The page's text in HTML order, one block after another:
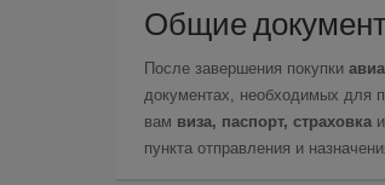
Общие
После завершения покупки
документах, необходимых для
вам виза, паспорт, страховка
пункта отправления и